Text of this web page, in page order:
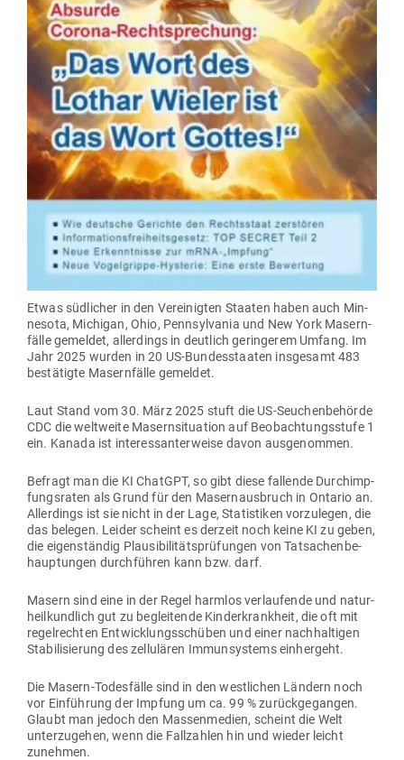
Etwas süd­licher in den Ver­ei­nigten Staaten haben auch Min­
nesota, Michigan, Ohio, Penn­syl­vania und New York Masern­
fälle gemeldet, aller­dings in deutlich gerin­gerem Umfang. Im
Jahr 2025 wurden in 20 US-Bun­des­staaten ins­gesamt 483
bestä­tigte Masern­fälle gemeldet.
Laut Stand vom 30. März 2025 stuft die US-Seu­chen­be­hörde
CDC die welt­weite Masern­si­tuation auf Beob­ach­tungs­stufe 1
ein. Kanada ist inter­es­san­ter­weise davon ausgenommen.
Befragt man die KI ChatGPT, so gibt diese fal­lende Durch­imp­
fungs­raten als Grund für den Masern­aus­bruch in Ontario an.
Aller­dings ist sie nicht in der Lage, Sta­tis­tiken vor­zu­legen, die
das belegen. Leider scheint es derzeit noch keine KI zu geben,
die eigen­ständig Plau­si­bi­li­täts­prü­fungen von Tat­sa­chen­be­
haup­tungen durch­führen kann bzw. darf.
Masern sind eine in der Regel harmlos ver­lau­fende und natur­
heil­kundlich gut zu beglei­tende Kin­der­krankheit, die oft mit
regel­rechten Ent­wick­lungs­schüben und einer nach­hal­tigen
Sta­bi­li­sierung des zel­lu­lären Immun­systems einhergeht.
Die Masern-Todes­fälle sind in den west­lichen Ländern noch
vor Ein­führung der Impfung um ca. 99 % zurück­ge­gangen.
Glaubt man jedoch den Mas­sen­medien, scheint die Welt
unter­zu­gehen, wenn die Fall­zahlen hin und wieder leicht
zunehmen.